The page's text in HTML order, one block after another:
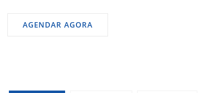
AGENDAR AGORA